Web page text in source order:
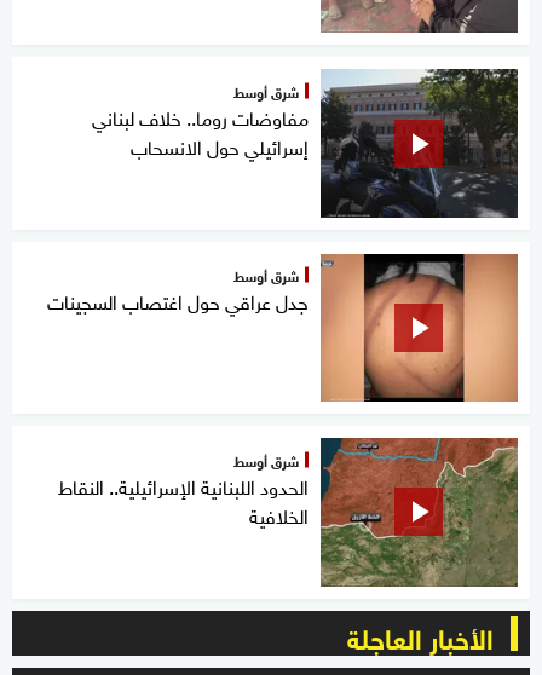
شرق أوسط
مفاوضات روما.. خلاف لبناني
إسرائيلي حول الانسحاب
شرق أوسط
جدل عراقي حول اغتصاب السجينات
شرق أوسط
الحدود اللبنانية الإسرائيلية.. النقاط
الخلافية
الأخبار العاجلة